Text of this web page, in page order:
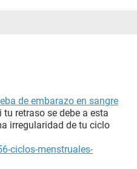
de embarazo en sangre
retraso se debe a esta
irregularidad de tu ciclo
ciclos-menstruales-